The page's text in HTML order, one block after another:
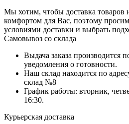
Мы хотим, чтобы доставка товаров
комфортом для Вас, поэтому
условиями доставки и выбрать
Самовывоз со склада
Выдача заказа производится
уведомления о готовности.
Наш склад находится по
склад №8
График работы: вторник,
16:30.
Курьерская доставка